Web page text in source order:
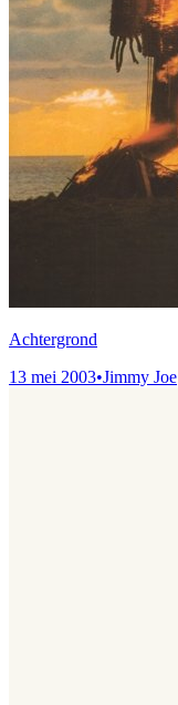
Achtergrond
13 mei 2003•Jimmy Joe